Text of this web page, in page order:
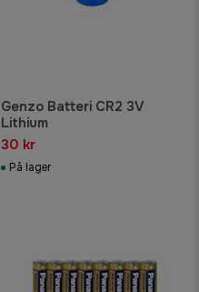
Genzo Batteri CR2 3V
Lithium
30 kr
På lager